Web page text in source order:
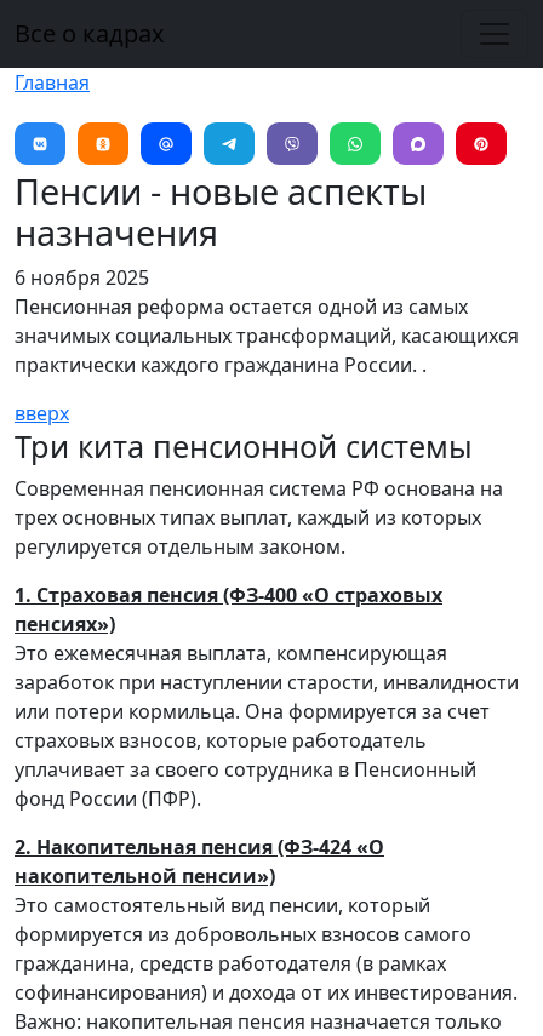
Все о кадрах
Главная
Пенсии - новые аспекты
назначения
6 ноября 2025
Пенсионная реформа остается одной из самых
значимых социальных трансформаций, касающихся
практически каждого гражданина России. .
вверх
Три кита пенсионной системы
Современная пенсионная система РФ основана на
трех основных типах выплат, каждый из которых
регулируется отдельным законом.
1. Страховая пенсия (ФЗ-400 «О страховых
пенсиях»)
Это ежемесячная выплата, компенсирующая
заработок при наступлении старости, инвалидности
или потери кормильца. Она формируется за счет
страховых взносов, которые работодатель
уплачивает за своего сотрудника в Пенсионный
фонд России (ПФР).
2. Накопительная пенсия (ФЗ-424 «О
накопительной пенсии»)
Это самостоятельный вид пенсии, который
формируется из добровольных взносов самого
гражданина, средств работодателя (в рамках
софинансирования) и дохода от их инвестирования.
Важно: накопительная пенсия назначается только